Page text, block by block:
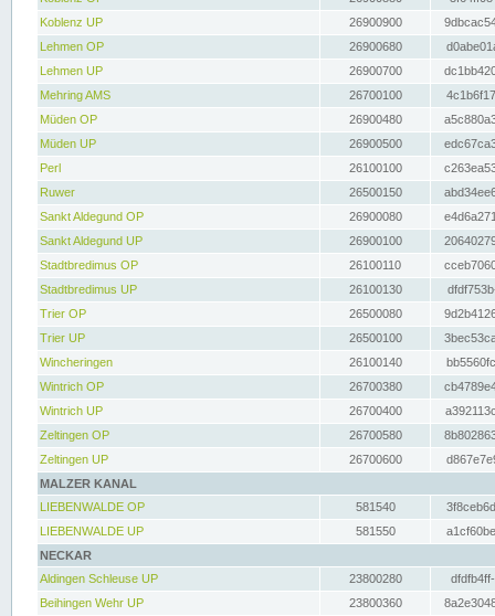
Koblenz UP
26900900
Lehmen OP
26900680
Lehmen UP
26900700
Mehring AMS
26700100
Müden OP
26900480
Müden UP
26900500
Perl
26100100
Ruwer
26500150
Sankt Aldegund OP
26900080
Sankt Aldegund UP
26900100
Stadtbredimus OP
26100110
Stadtbredimus UP
26100130
Trier OP
26500080
Trier UP
26500100
Wincheringen
26100140
Wintrich OP
26700380
Wintrich UP
26700400
Zeltingen OP
26700580
Zeltingen UP
26700600
MALZER KANAL
LIEBENWALDE OP
581540
LIEBENWALDE UP
581550
NECKAR
Aldingen Schleuse UP
23800280
Beihingen Wehr UP
23800360